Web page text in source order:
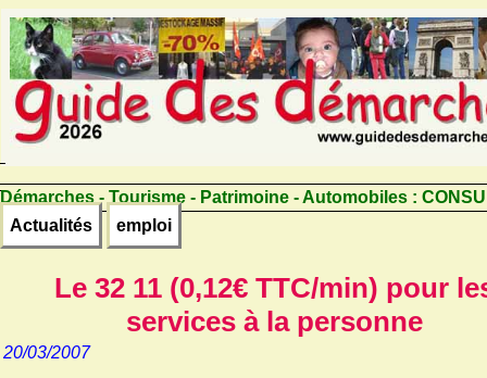
Démarches - Tourisme - Patrimoine - Automobiles :
Actualités
emploi
Le 32 11 (0,12€ TTC/min) pour
services à la personne
20/03/2007